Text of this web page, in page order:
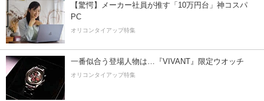
【驚愕】メーカー社員が推す「10万円台」神コスパ
PC
オリコンタイアップ特集
一番似合う登場人物は…『VIVANT』限定ウオッチ
オリコンタイアップ特集